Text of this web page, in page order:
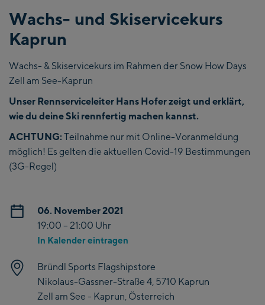
Wachs- und Skiservicekurs
Kaprun
Wachs- & Skiservicekurs im Rahmen der Snow How Days
Zell am See-Kaprun
Unser Rennserviceleiter Hans Hofer zeigt und erklärt,
wie du deine Ski rennfertig machen kannst.
ACHTUNG: Teilnahme nur mit Online-Voranmeldung
möglich! Es gelten die aktuellen Covid-19 Bestimmungen
(3G-Regel)
06. November 2021
19:00 – 21:00 Uhr
In Kalender eintragen
Bründl Sports Flagshipstore
Nikolaus-Gassner-Straße 4, 5710 Kaprun
Zell am See - Kaprun, Österreich